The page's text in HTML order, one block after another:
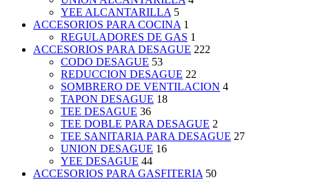
YEE ALCANTARILLA 5
ACCESORIOS PARA COCINA 1
REGULADORES DE GAS 1
ACCESORIOS PARA DESAGUE 222
CODO DESAGUE 53
REDUCCION DESAGUE 22
SOMBRERO DE VENTILACION 4
TAPON DESAGUE 18
TEE DESAGUE 36
TEE DOBLE PARA DESAGUE 2
TEE SANITARIA PARA DESAGUE 27
UNION DESAGUE 16
YEE DESAGUE 44
ACCESORIOS PARA GASFITERIA 50